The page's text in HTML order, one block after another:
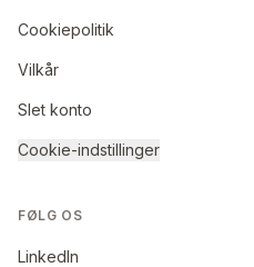
Cookiepolitik
Vilkår
Slet konto
Cookie-indstillinger
FØLG OS
LinkedIn